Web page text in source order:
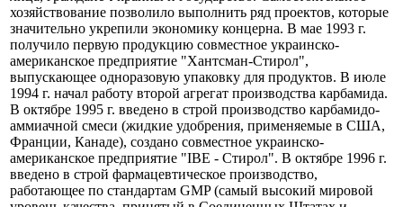
1 сентября 1995 г. было зарегистрировано акционерное
общество "Концерн Стирол", совладельцами которого стали
работники предприятия, ветераны концерна, юридические
лица, граждане Украины и государство. Самостоятельное
хозяйствование позволило выполнить ряд проектов, которые
значительно укрепили экономику концерна. В мае 1993 г.
получило первую продукцию совместное украинско-
американское предприятие "Хантсман-Стирол",
выпускающее одноразовую упаковку для продуктов. В июле
1994 г. начал работу второй агрегат производства карбамида.
В октябре 1995 г. введено в строй производство карбамидо-
аммиачной смеси (жидкие удобрения, применяемые в США,
Франции, Канаде), создано совместное украинско-